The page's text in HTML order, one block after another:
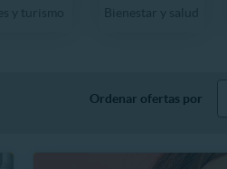
Ordenar ofertas por